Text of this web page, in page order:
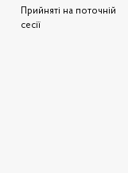
Прийняті на поточній
сесії